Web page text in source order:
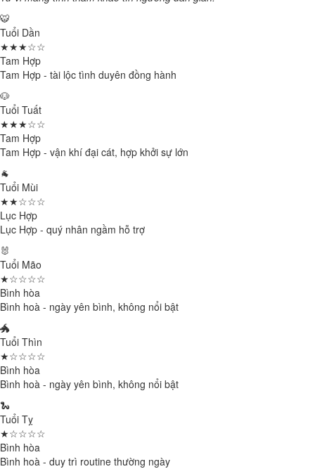
🐯
Tuổi Dần
★★★☆☆
Tam Hợp
Tam Hợp - tài lộc tình duyên đồng hành
🐶
Tuổi Tuất
★★★☆☆
Tam Hợp
Tam Hợp - vận khí đại cát, hợp khởi sự lớn
🐐
Tuổi Mùi
★★☆☆☆
Lục Hợp
Lục Hợp - quý nhân ngầm hỗ trợ
🐰
Tuổi Mão
★☆☆☆☆
Bình hòa
Bình hoà - ngày yên bình, không nổi bật
🐲
Tuổi Thìn
★☆☆☆☆
Bình hòa
Bình hoà - ngày yên bình, không nổi bật
🐍
Tuổi Tỵ
★☆☆☆☆
Bình hòa
Bình hoà - duy trì routine thường ngày